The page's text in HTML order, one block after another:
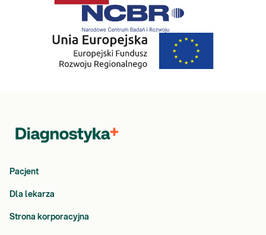
Pacjent
Dla lekarza
Strona korporacyjna